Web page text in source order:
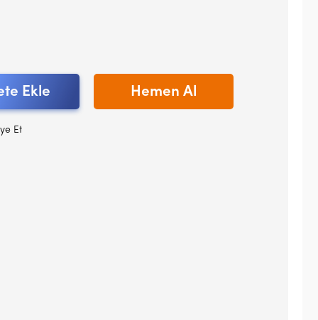
Ekle Hemen Al
Et